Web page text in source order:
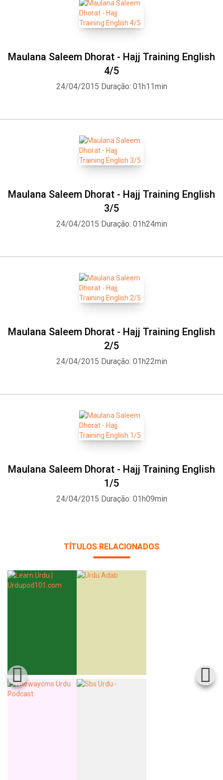
Maulana Saleem Dhorat - Hajj Training English
4/5
24/04/2015 Duração: 01h11min
Maulana Saleem Dhorat - Hajj Training English
3/5
24/04/2015 Duração: 01h24min
Maulana Saleem Dhorat - Hajj Training English
2/5
24/04/2015 Duração: 01h22min
Maulana Saleem Dhorat - Hajj Training English
1/5
24/04/2015 Duração: 01h09min
TÍTULOS RELACIONADOS